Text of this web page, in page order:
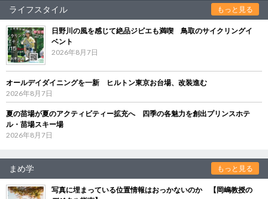
ライフスタイル もっと見る
日野川の風を感じて絶品ジビエも満喫 鳥取のサイクリングイ
ベント
2026年8月7日
オールデイダイニングを一新 ヒルトン東京お台場、改装進む
2026年8月7日
夏の苗場が夏のアクティビティー拡充へ 四季の各魅力を創出プリンスホテ
ル・苗場スキー場
2026年8月7日
まめ学 もっと見る
写真に埋まっている位置情報はおっかないのか 【岡嶋教授の